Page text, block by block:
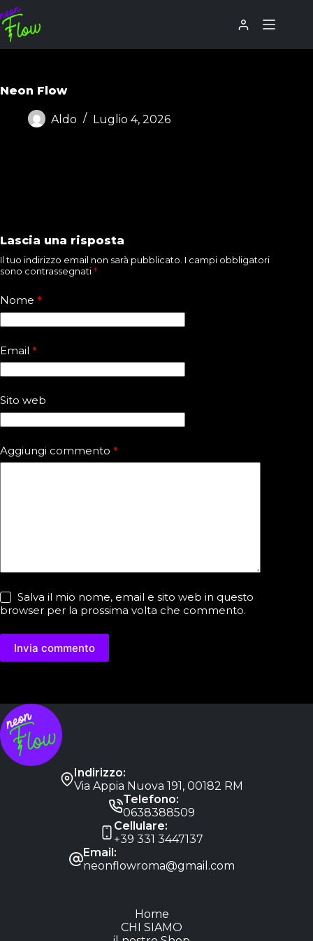
Neon Flow
Aldo Luglio 4, 2026
Lascia una risposta
Il tuo indirizzo email non sarà pubblicato. I campi obbligatori
sono contrassegnati*
Nome *
Email *
Sito web
Aggiungi commento *
Salva il mio nome, email e sito web in questo
browser per la prossima volta che commento.
Invia commento
Indirizzo:
Via Appia Nuova 191, 00182 RM
Telefono:
0638388509
Cellulare:
+39 331 3447137
Email:
neonflowroma@gmail.com
Home
CHI SIAMO